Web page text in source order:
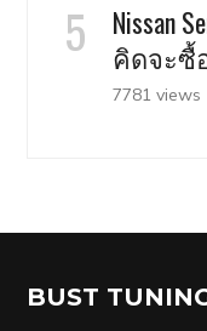
Nissan
คิดจะซื้
7781 views
BUST